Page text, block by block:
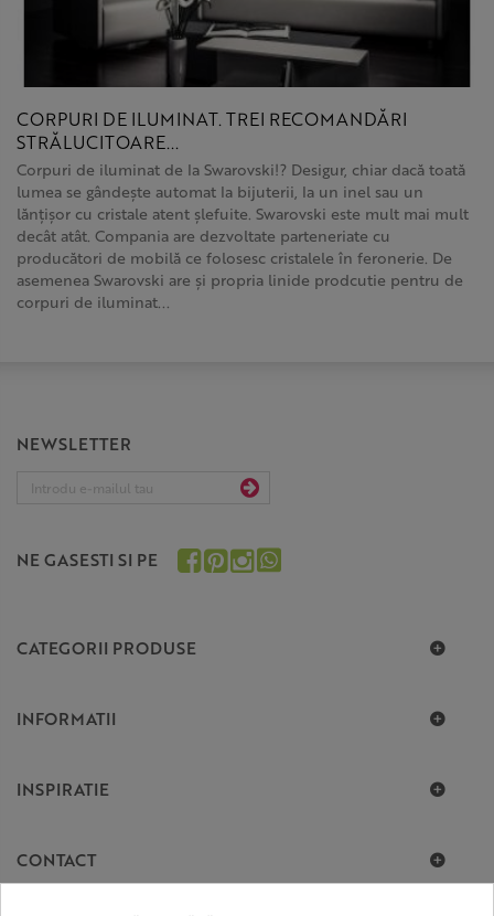
CORPURI DE ILUMINAT. TREI RECOMANDĂRI
STRĂLUCITOARE...
Corpuri de iluminat de la Swarovski!? Desigur, chiar dacă toată
lumea se gândește automat la bijuterii, la un inel sau un
lănțișor cu cristale atent șlefuite. Swarovski este mult mai mult
decât atât. Compania are dezvoltate parteneriate cu
producători de mobilă ce folosesc cristalele în feronerie. De
asemenea Swarovski are și propria linide prodcutie pentru de
corpuri de iluminat...
NEWSLETTER
NE GASESTI SI PE
CATEGORII PRODUSE
INFORMATII
INSPIRATIE
CONTACT